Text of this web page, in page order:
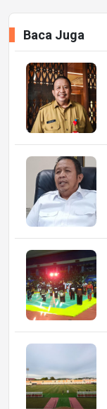
Baca Juga